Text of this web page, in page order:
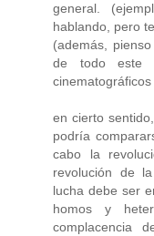
general.
hablando, pero
(además,
de todo este
en cierto
podría
cabo la
revolución de
lucha debe ser
homos y
complacencia